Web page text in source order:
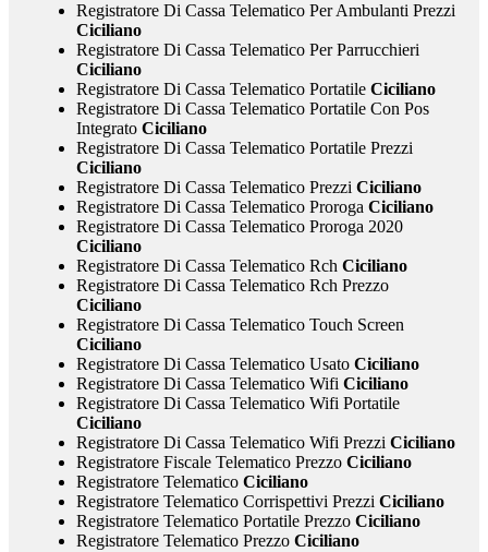
Registratore Di Cassa Telematico Per Ambulanti Prezzi
Ciciliano
Registratore Di Cassa Telematico Per Parrucchieri
Ciciliano
Registratore Di Cassa Telematico PortatileCiciliano
Registratore Di Cassa Telematico Portatile Con Pos
IntegratoCiciliano
Registratore Di Cassa Telematico Portatile Prezzi
Ciciliano
Registratore Di Cassa Telematico Prezzi Ciciliano
Registratore Di Cassa Telematico Proroga Ciciliano
Registratore Di Cassa Telematico Proroga 2020
Ciciliano
Registratore Di Cassa Telematico Rch Ciciliano
Registratore Di Cassa Telematico Rch Prezzo
Ciciliano
Registratore Di Cassa Telematico Touch Screen
Ciciliano
Registratore Di Cassa Telematico UsatoCiciliano
Registratore Di Cassa Telematico Wifi Ciciliano
Registratore Di Cassa Telematico Wifi Portatile
Ciciliano
Registratore Di Cassa Telematico Wifi Prezzi Ciciliano
Registratore Fiscale Telematico PrezzoCiciliano
Registratore TelematicoCiciliano
Registratore Telematico Corrispettivi Prezzi Ciciliano
Registratore Telematico Portatile PrezzoCiciliano
Registratore Telematico PrezzoCiciliano